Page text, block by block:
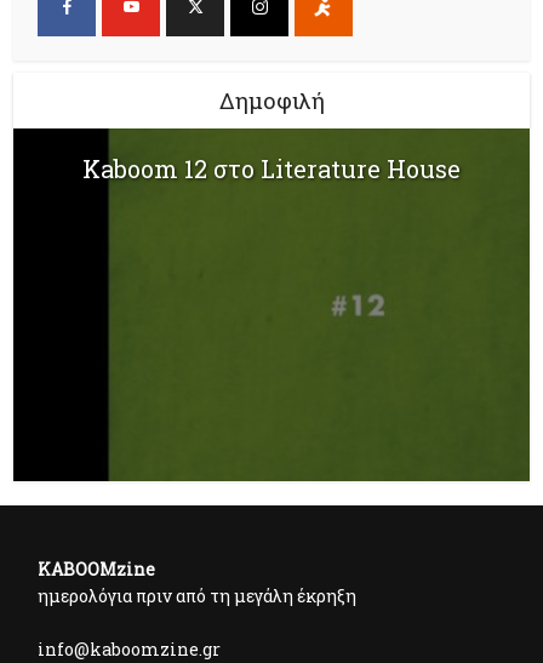
Δημοφιλή
Kaboom 12 στο Literature House
KABOOMzine
ημερολόγια πριν από τη μεγάλη έκρηξη
info@kaboomzine.gr